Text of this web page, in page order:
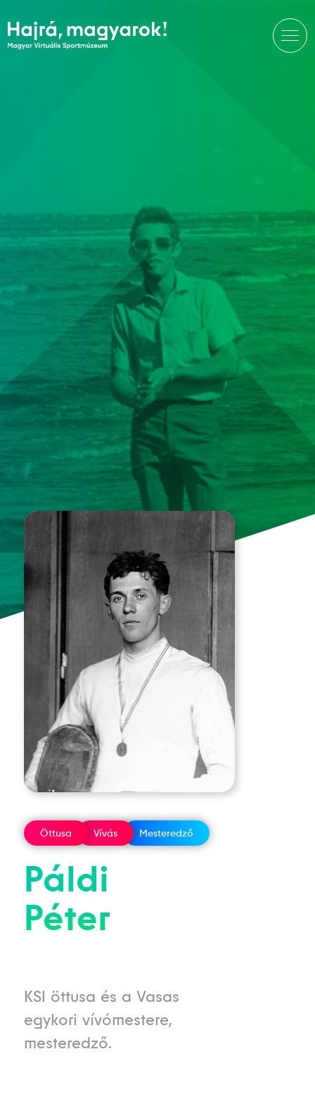
Öttusa Vívás Mesteredző
Páldi
Péter
KSI öttusa és a Vasas
egykori vívómestere,
mesteredző.